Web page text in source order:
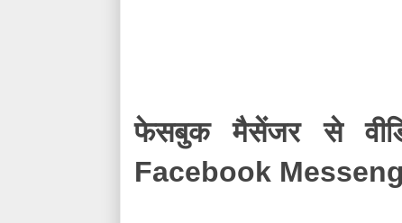
फेसबुक मैसेंजर से
Facebook